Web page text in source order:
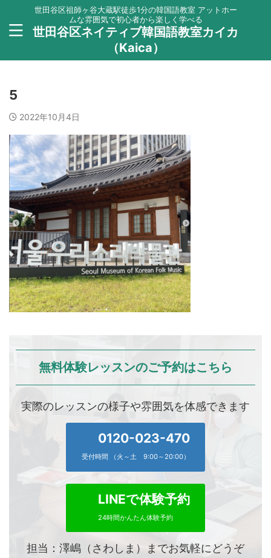
世田谷区祖師ヶ谷大蔵駅徒歩1分の韓国語教室 アットホー
ムな雰囲気で初心者から楽しく学べる
世田谷区ネイティブ韓国語教室カイカ
（Kaica）
5
2022年10月4日
無料体験レッスンのご予約はこちら
実際のレッスンの様子や雰囲気を体感できます
0120-023-470
受付時間 （火～土 9:00～20:00）
LINEで体験予約
24時間かんたん体験予約
担当：澤嶋（さわしま）までお気軽にどうぞ